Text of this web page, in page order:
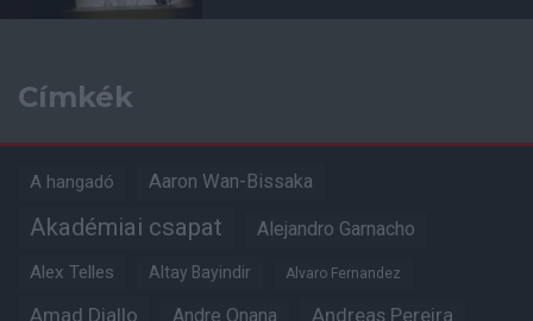
Címkék
A hangadó Aaron Wan-Bissaka
Akadémiai csapat Alejandro Garnacho
Alex Telles Altay Bayindir Alvaro Fernandez
Amad Diallo Andre Onana Andreas Pereira